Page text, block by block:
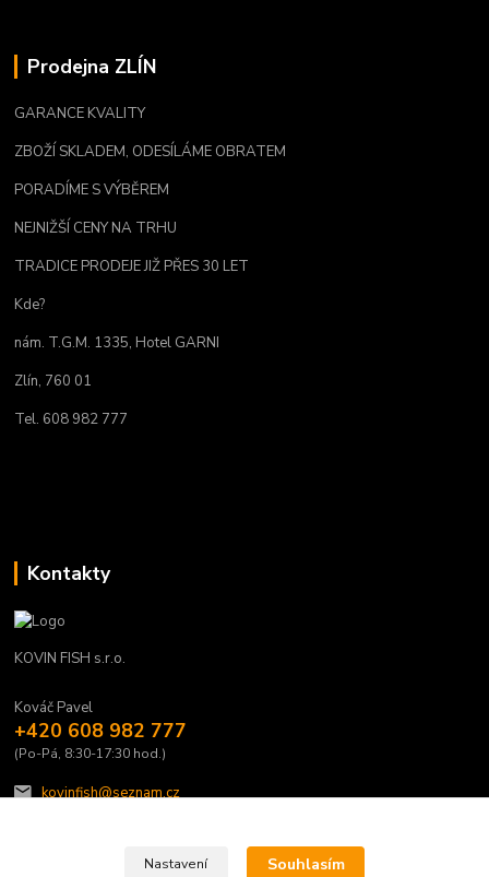
Prodejna ZLÍN
GARANCE KVALITY
ZBOŽÍ SKLADEM, ODESÍLÁME OBRATEM
PORADÍME S VÝBĚREM
NEJNIŽŠÍ CENY NA TRHU
TRADICE PRODEJE JIŽ PŘES 30 LET
Kde?
nám. T.G.M. 1335, Hotel GARNI
Zlín, 760 01
Tel. 608 982 777
Kontakty
KOVIN FISH s.r.o.
Kováč Pavel
+420 608 982 777
(Po-Pá, 8:30-17:30 hod.)
kovinfish@seznam.cz
Nastavení Souhlasím